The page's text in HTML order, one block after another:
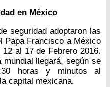
en México
seguridad adoptaron las
Papa Francisco a México
al 17 de Febrero 2016.
llegará, según se
horas y minutos al
capital mexicana.